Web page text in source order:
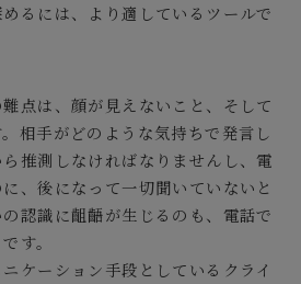
るには、より適しているツールで
点は、顔が見えないこと、そして
相手がどのような気持ちで発言し
推測しなければなりませんし、電
、後になって一切聞いていないと
認識に齟齬が生じるのも、電話で
す。
ケーション手段としているクライ